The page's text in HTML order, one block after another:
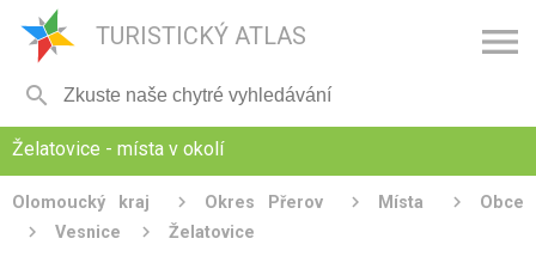
TURISTICKÝ ATLAS 

Želatovice - místa v okolí
Olomoucký kraj Okres Přerov Místa
Obce
Vesnice
Želatovice